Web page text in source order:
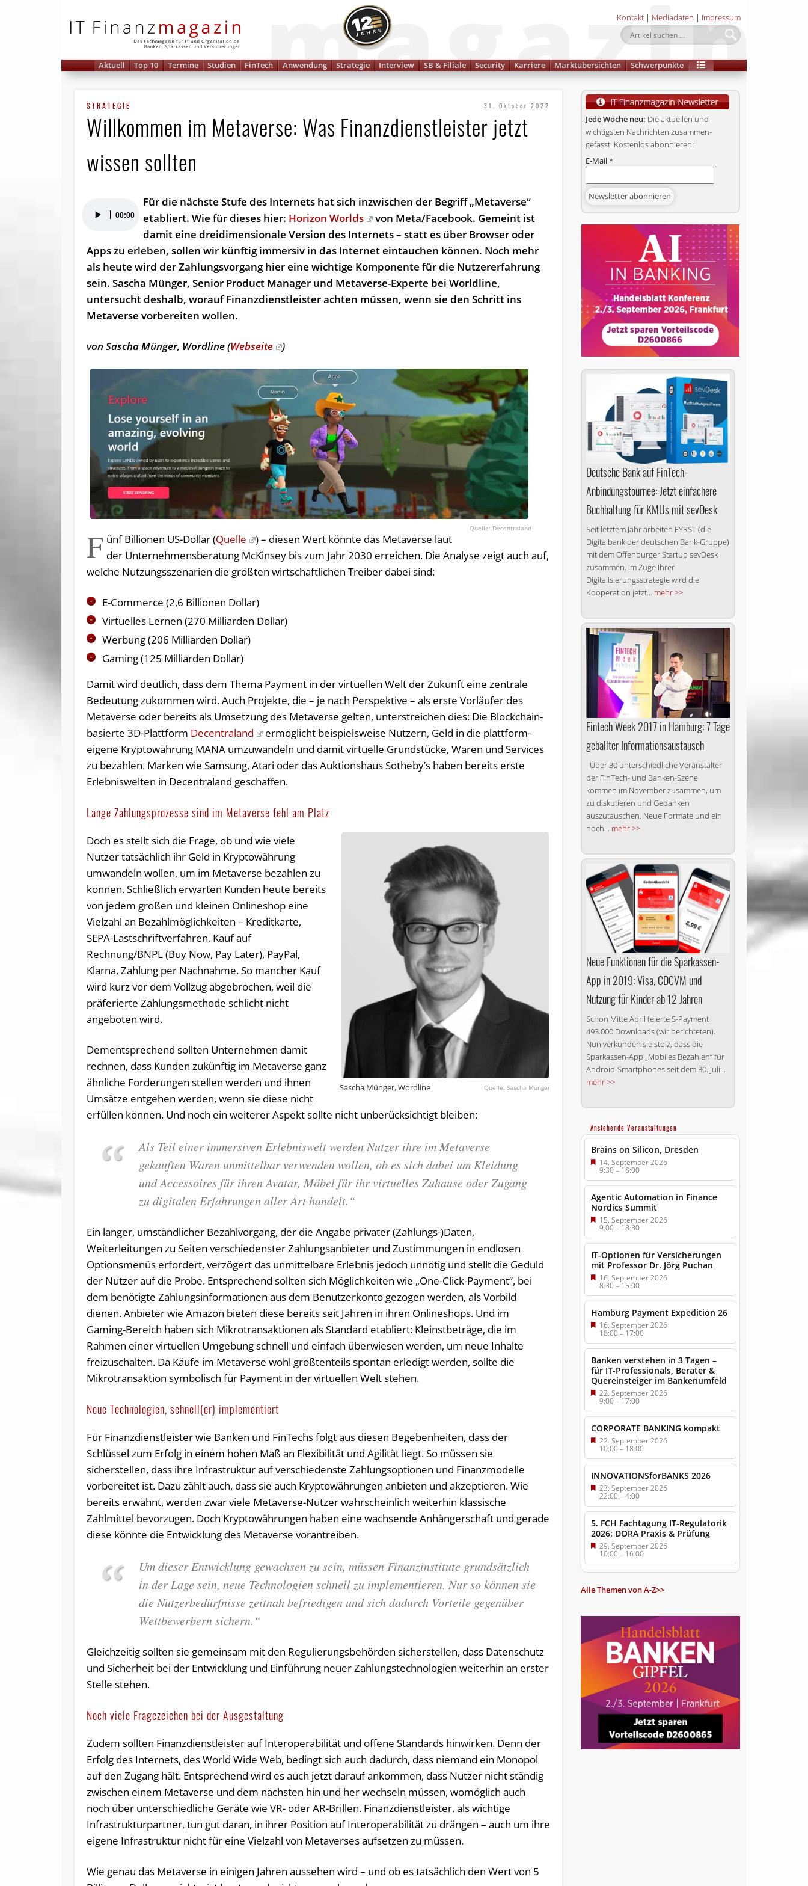
Kontakt | Mediadaten | Impressum
Aktuell Top 10 Termine Studien FinTech Anwendung Strategie Interview SB & Filiale Security Karriere Marktübersichten Schwerpunkte
STRATEGIE 31. Oktober 2022
Willkommen im Metaverse: Was Finanzdienstleister jetzt
wissen sollten
Player 00:00
Für die nächste Stufe des Internets hat sich inzwischen der Begriff „Metaverse“
etabliert. Wie für dieses hier: Horizon Worlds
von Meta/Facebook. Gemeint ist
damit eine dreidimensionale Version des Internets – statt es über Browser oder
Apps zu erleben, sollen wir künftig immersiv in das Internet eintauchen können. Noch mehr
als heute wird der Zahlungsvorgang hier eine wichtige Komponente für die Nutzererfahrung
sein. Sascha Münger, Senior Product Manager und Metaverse-Experte bei Worldline,
untersucht deshalb, worauf Finanzdienstleister achten müssen, wenn sie den Schritt ins
Metaverse vorbereiten wollen.
von Sascha Münger, Wordline (Webseite )
Decentraland
F ünf Billionen US-Dollar (Quelle
) – diesen Wert könnte das Metaverse laut
der Unternehmensberatung McKinsey bis zum Jahr 2030 erreichen. Die Analyse zeigt auch auf,
welche Nutzungsszenarien die größten wirtschaftlichen Treiber dabei sind:
E-Commerce (2,6 Billionen Dollar)
Virtuelles Lernen (270 Milliarden Dollar)
Werbung (206 Milliarden Dollar)
Gaming (125 Milliarden Dollar)
Damit wird deutlich, dass dem Thema Payment in der virtuellen Welt der Zukunft eine zentrale
Bedeutung zukommen wird. Auch Projekte, die – je nach Perspektive – als erste Vorläufer des
Metaverse oder bereits als Umsetzung des Metaverse gelten, unterstreichen dies: Die Blockchain-
basierte 3D-Plattform Decentraland
ermöglicht beispielsweise Nutzern, Geld in die plattform-
eigene Kryptowährung MANA umzuwandeln und damit virtuelle Grundstücke, Waren und Services
zu bezahlen. Marken wie Samsung, Atari oder das Auktionshaus Sotheby’s haben bereits erste
Erlebniswelten in Decentraland geschaffen.
Lange Zahlungsprozesse sind im Metaverse fehl am Platz
Sascha Münger, Wordline Sascha Münger
Doch es stellt sich die Frage, ob und wie viele
Nutzer tatsächlich ihr Geld in Kryptowährung
umwandeln wollen, um im Metaverse bezahlen zu
können. Schließlich erwarten Kunden heute bereits
von jedem großen und kleinen Onlineshop eine
Vielzahl an Bezahlmöglichkeiten – Kreditkarte,
SEPA-Lastschriftverfahren, Kauf auf
Rechnung/BNPL (Buy Now, Pay Later), PayPal,
Klarna, Zahlung per Nachnahme. So mancher Kauf
wird kurz vor dem Vollzug abgebrochen, weil die
präferierte Zahlungsmethode schlicht nicht
angeboten wird.
Dementsprechend sollten Unternehmen damit
rechnen, dass Kunden zukünftig im Metaverse ganz
ähnliche Forderungen stellen werden und ihnen
Umsätze entgehen werden, wenn sie diese nicht
erfüllen können. Und noch ein weiterer Aspekt sollte nicht unberücksichtigt bleiben:
Als Teil einer immersiven Erlebniswelt werden Nutzer ihre im Metaverse
gekauften Waren unmittelbar verwenden wollen, ob es sich dabei um Kleidung
und Accessoires für ihren Avatar, Möbel für ihr virtuelles Zuhause oder Zugang
zu digitalen Erfahrungen aller Art handelt.“
Ein langer, umständlicher Bezahlvorgang, der die Angabe privater (Zahlungs-)Daten,
Weiterleitungen zu Seiten verschiedenster Zahlungsanbieter und Zustimmungen in endlosen
Optionsmenüs erfordert, verzögert das unmittelbare Erlebnis jedoch unnötig und stellt die Geduld
der Nutzer auf die Probe. Entsprechend sollten sich Möglichkeiten wie „One-Click-Payment“, bei
dem benötigte Zahlungsinformationen aus dem Benutzerkonto gezogen werden, als Vorbild
dienen. Anbieter wie Amazon bieten diese bereits seit Jahren in ihren Onlineshops. Und im
Gaming-Bereich haben sich Mikrotransaktionen als Standard etabliert: Kleinstbeträge, die im
Rahmen einer virtuellen Umgebung schnell und einfach überwiesen werden, um neue Inhalte
freizuschalten. Da Käufe im Metaverse wohl größtenteils spontan erledigt werden, sollte die
Mikrotransaktion symbolisch für Payment in der virtuellen Welt stehen.
Neue Technologien, schnell(er) implementiert
Für Finanzdienstleister wie Banken und FinTechs folgt aus diesen Begebenheiten, dass der
Schlüssel zum Erfolg in einem hohen Maß an Flexibilität und Agilität liegt. So müssen sie
sicherstellen, dass ihre Infrastruktur auf verschiedenste Zahlungsoptionen und Finanzmodelle
vorbereitet ist. Dazu zählt auch, dass sie auch Kryptowährungen anbieten und akzeptieren. Wie
bereits erwähnt, werden zwar viele Metaverse-Nutzer wahrscheinlich weiterhin klassische
Zahlmittel bevorzugen. Doch Kryptowährungen haben eine wachsende Anhängerschaft und gerade
diese könnte die Entwicklung des Metaverse vorantreiben.
Um dieser Entwicklung gewachsen zu sein, müssen Finanzinstitute grundsätzlich
in der Lage sein, neue Technologien schnell zu implementieren. Nur so können sie
die Nutzerbedürfnisse zeitnah befriedigen und sich dadurch Vorteile gegenüber
Wettbewerbern sichern.“
Gleichzeitig sollten sie gemeinsam mit den Regulierungsbehörden sicherstellen, dass Datenschutz
und Sicherheit bei der Entwicklung und Einführung neuer Zahlungstechnologien weiterhin an erster
Stelle stehen.
Noch viele Fragezeichen bei der Ausgestaltung
Zudem sollten Finanzdienstleister auf Interoperabilität und offene Standards hinwirken. Denn der
Erfolg des Internets, des World Wide Web, bedingt sich auch dadurch, dass niemand ein Monopol
auf den Zugang hält. Entsprechend wird es auch jetzt darauf ankommen, dass Nutzer nicht ständig
zwischen einem Metaverse und dem nächsten hin und her wechseln müssen, womöglich auch
noch über unterschiedliche Geräte wie VR- oder AR-Brillen. Finanzdienstleister, als wichtige
Infrastrukturpartner, tun gut daran, in ihrer Position auf Interoperabilität zu drängen – auch um ihre
eigene Infrastruktur nicht für eine Vielzahl von Metaverses aufsetzen zu müssen.
Wie genau das Metaverse in einigen Jahren aussehen wird – und ob es tatsächlich den Wert von 5
Jede Woche neu: Die aktuellen und
wichtigsten Nachrichten zusammen­
gefasst. Kostenlos abonnieren:
E-Mail*
Deutsche Bank auf FinTech-
Anbindungs­tournee: Jetzt einfachere
Buchhaltung für KMUs mit sevDesk
Seit letztem Jahr arbeiten FYRST (die
Digitalbank der deutschen Bank-Gruppe)
mit dem Offenburger Startup sevDesk
zusammen. Im Zuge Ihrer
Digitalisierungsstrategie wird die
Kooperation jetzt... mehr >>
Fintech Week 2017 in Hamburg: 7 Tage
geballter Informationsaustausch
Über 30 unterschiedliche Veranstalter
der FinTech- und Banken-Szene
kommen im November zusammen, um
zu diskutieren und Gedanken
auszutauschen. Neue Formate und ein
noch... mehr >>
Neue Funktionen für die Sparkassen-
App in 2019: Visa, CDCVM und
Nutzung für Kinder ab 12 Jahren
Schon Mitte April feierte S-Payment
493.000 Downloads (wir berichteten).
Nun verkünden sie stolz, dass die
Sparkassen-App „Mobiles Bezahlen“ für
Android-Smartphones seit dem 30. Juli...
mehr >>
Anstehende Veranstaltungen
Brains on Silicon, Dresden
14. September 2026
9:30–18:00
Agentic Automation in Finance
Nordics Summit
15. September 2026
9:00–18:30
IT-Optionen für Versicherungen
mit Professor Dr. Jörg Puchan
16. September 2026
8:30–15:00
Hamburg Payment Expedition 26
16. September 2026
18:00– 17:00
Banken verstehen in 3 Tagen –
für IT-Professionals, Berater &
Quereinsteiger im Bankenumfeld
22. September 2026
9:00–17:00
CORPORATE BANKING kompakt
22. September 2026
10:00– 18:00
INNOVATIONSforBANKS 2026
23. September 2026
22:00–4:00
5. FCH Fachtagung IT-Regulatorik
2026: DORA Praxis & Prüfung
29. September 2026
10:00– 16:00
Alle Themen von A-Z>>